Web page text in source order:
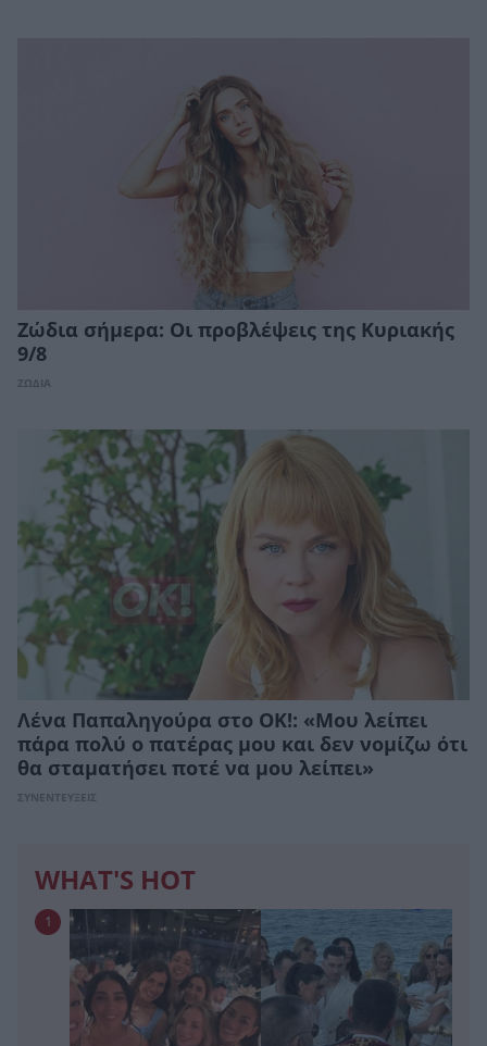
Ζώδια σήμερα: Οι προβλέψεις της Κυριακής
9/8
ΖΩΔΙΑ
Λένα Παπαληγούρα στο ΟΚ!: «Μου λείπει
πάρα πολύ ο πατέρας μου και δεν νομίζω ότι
θα σταματήσει ποτέ να μου λείπει»
ΣΥΝΕΝΤΕΥΞΕΙΣ
WHAT'S HOT
1